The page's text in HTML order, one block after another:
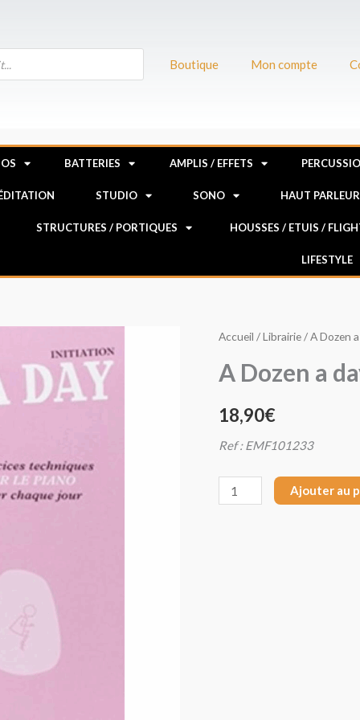
Boutique Mon compte
BATTERIES AMPLIS / EFFETS
STUDIO SONO HAUT PARLEUR
STRUCTURES / PORTIQUES HOUSSES / ETUIS /
LIFESTYLE
Accueil /Librairie/ A Dozen
A Dozen a
18,90€
Ref :EMF101233
quantité
A
a
day
Ajouter au